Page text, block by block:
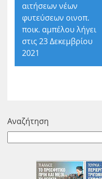
αιτήσεων νέων
φυτεύσεων οινοπ.
ποικ. αμπέλου λήγει
στις 23 Δεκεμβρίου
2021
Αναζήτηση